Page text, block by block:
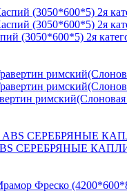
(3050*600*5) 2я
римский(Слоновая
СЕРЕБРЯНЫЕ